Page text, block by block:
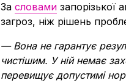
За словами запорізької
загроз, ніж рішень
— Вона не гарантує
чистішим. У ній немає
перевищує допустимі